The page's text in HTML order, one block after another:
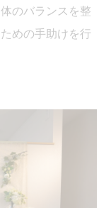
のバランスを整
めの手助けを行
いたお客様は
追加済の